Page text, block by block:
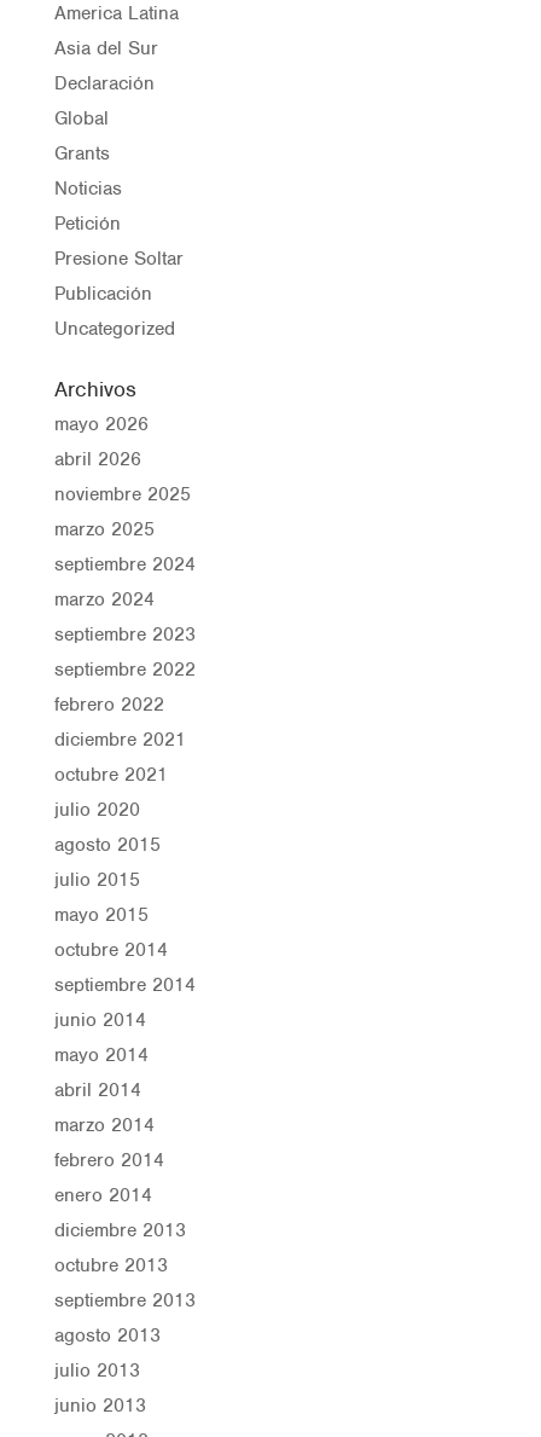
America Latina
Asia del Sur
Declaración
Global
Grants
Noticias
Petición
Presione Soltar
Publicación
Uncategorized
Archivos
mayo 2026
abril 2026
noviembre 2025
marzo 2025
septiembre 2024
marzo 2024
septiembre 2023
septiembre 2022
febrero 2022
diciembre 2021
octubre 2021
julio 2020
agosto 2015
julio 2015
mayo 2015
octubre 2014
septiembre 2014
junio 2014
mayo 2014
abril 2014
marzo 2014
febrero 2014
enero 2014
diciembre 2013
octubre 2013
septiembre 2013
agosto 2013
julio 2013
junio 2013